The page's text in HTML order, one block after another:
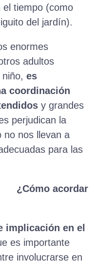
el tiempo (como
del jardín).
enormes
adultos
es
coordinación
y grandes
perjudican la
no nos llevan a
para las
implicación en el
es importante
involucrarse en